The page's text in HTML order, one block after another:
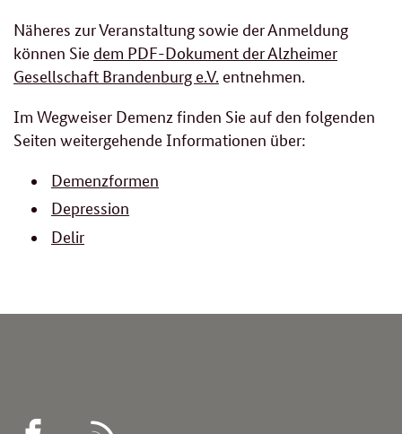
Näheres zur Veranstaltung sowie der Anmeldung
können Sie dem PDF-Dokument der Alzheimer
Gesellschaft Brandenburg e.V. entnehmen.
Im Wegweiser Demenz finden Sie auf den folgenden
Seiten weitergehende Informationen über:
Demenzformen
Depression
Delir